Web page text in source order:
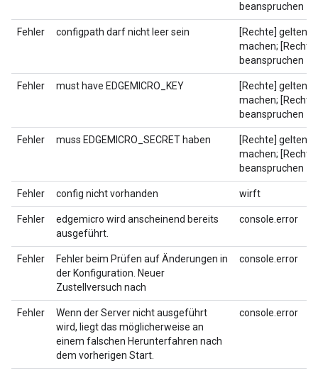
beanspruchen
Fehler configpath darf nicht leer sein
[Rechte] geltend
machen; [Rechte]
beanspruchen
Fehler must have EDGEMICRO_KEY
[Rechte] geltend
machen; [Rechte]
beanspruchen
Fehler muss EDGEMICRO_SECRET haben
[Rechte] geltend
machen; [Rechte]
beanspruchen
Fehler config nicht vorhanden wirft
Fehler
edgemicro wird anscheinend bereits
ausgeführt.
console.error
Fehler
Fehler beim Prüfen auf Änderungen in
der Konfiguration. Neuer
Zustellversuch nach
console.error
Fehler
Wenn der Server nicht ausgeführt
wird, liegt das möglicherweise an
einem falschen Herunterfahren nach
dem vorherigen Start.
console.error